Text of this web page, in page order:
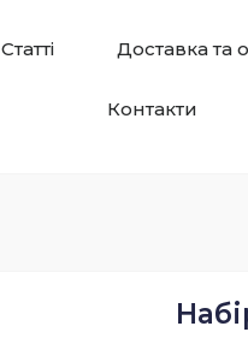
Статті Доставка та
Контакти